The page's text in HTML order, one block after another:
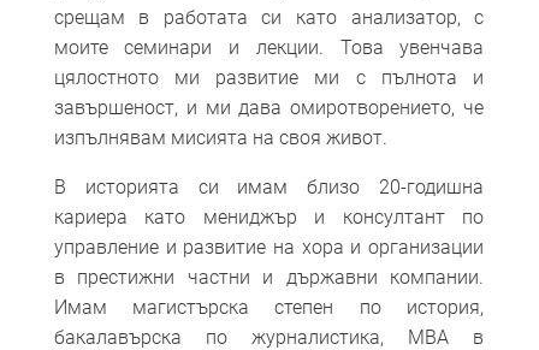
срещам в работата си като анализатор, с
моите семинари и лекции. Това увенчава
цялостното ми развитие ми с пълнота и
завършеност, и ми дава омиротворението, че
изпълнявам мисията на своя живот.
В историята си имам близо 20-годишна
кариера като мениджър и консултант по
управление и развитие на хора и организации
в престижни частни и държавни компании.
Имам магистърска степен по история,
бакалавърска по журналистика, МВА в